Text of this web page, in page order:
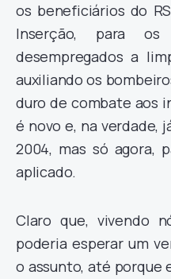
os beneficiários do
Inserção, para
desempregados a
auxiliando os
duro de combate aos
é novo e, na verdade,
2004, mas só agora,
aplicado.
Claro que, vivendo
poderia esperar um
o assunto, até porque